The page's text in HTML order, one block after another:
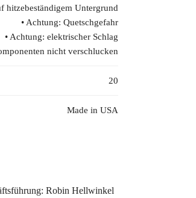
hitzebeständigem Untergrund
• Achtung: Quetschgefahr
• Achtung: elektrischer Schlag
nicht verschlucken
20
Made in USA
Robin Hellwinkel